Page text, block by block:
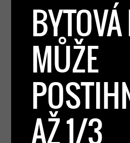
MŮŽE
AŽ 1/3